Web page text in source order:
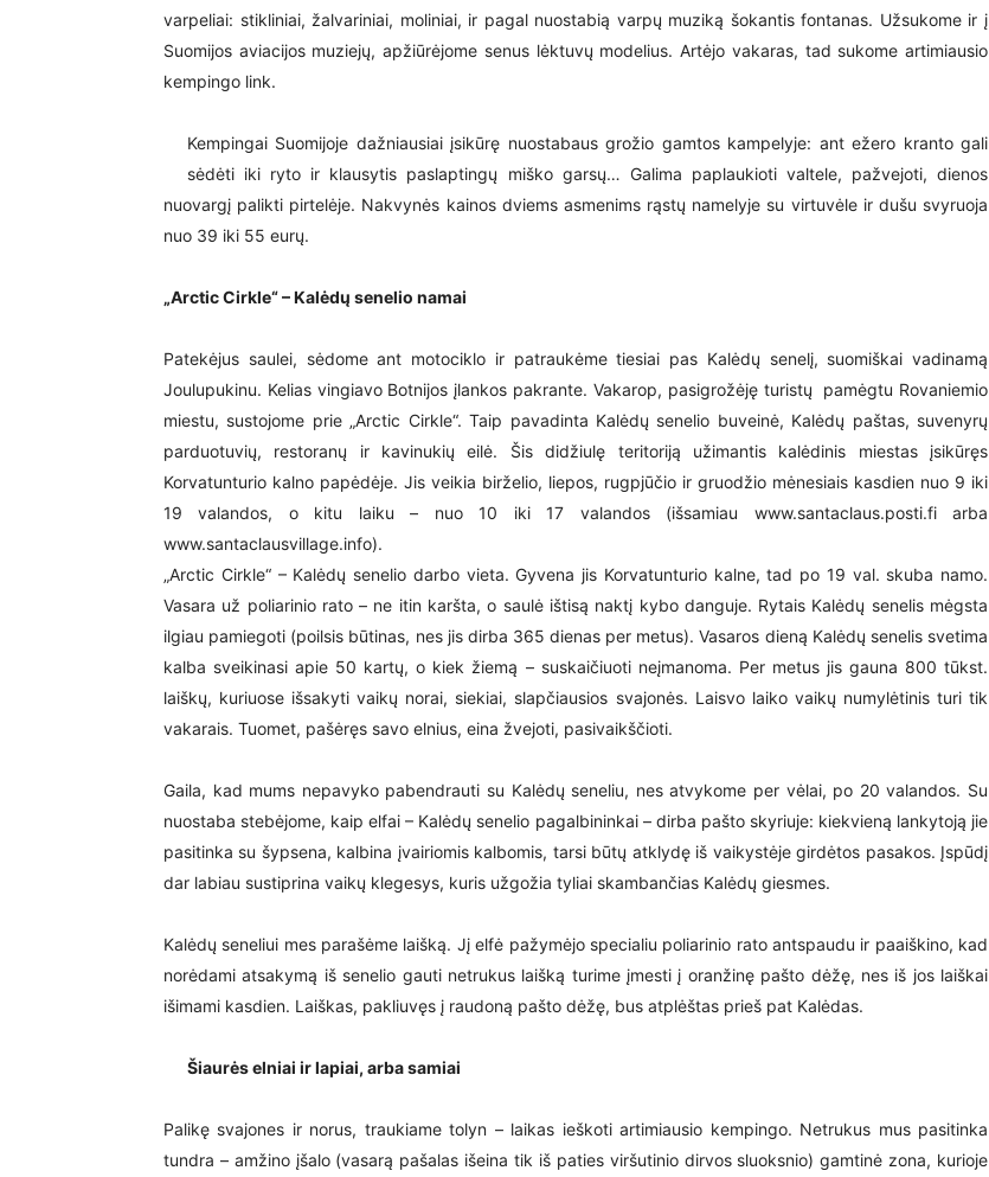
varpeliai: stikliniai, žalvariniai, moliniai, ir pagal nuostabią varpų muziką šokantis fontanas. Užsukome ir į
Suomijos aviacijos muziejų, apžiūrėjome senus lėktuvų modelius. Artėjo vakaras, tad sukome artimiausio
kempingo link.
Kempingai Suomijoje dažniausiai įsikūrę nuostabaus grožio gamtos kampelyje: ant ežero kranto gali
sėdėti iki ryto ir klausytis paslaptingų miško garsų… Galima paplaukioti valtele, pažvejoti, dienos
nuovargį palikti pirtelėje. Nakvynės kainos dviems asmenims rąstų namelyje su virtuvėle ir dušu svyruoja
nuo 39 iki 55 eurų.
„Arctic Cirkle“ – Kalėdų senelio namai
Patekėjus saulei, sėdome ant motociklo ir patraukėme tiesiai pas Kalėdų senelį, suomiškai vadinamą
Joulupukinu. Kelias vingiavo Botnijos įlankos pakrante. Vakarop, pasigrožėję turistų pamėgtu Rovaniemio
miestu, sustojome prie „Arctic Cirkle“. Taip pavadinta Kalėdų senelio buveinė, Kalėdų paštas, suvenyrų
parduotuvių, restoranų ir kavinukių eilė. Šis didžiulę teritoriją užimantis kalėdinis miestas įsikūręs
Korvatunturio kalno papėdėje. Jis veikia birželio, liepos, rugpjūčio ir gruodžio mėnesiais kasdien nuo 9 iki
19 valandos, o kitu laiku – nuo 10 iki 17 valandos (išsamiau www.santaclaus.posti.fi arba
www.santaclausvillage.info).
„Arctic Cirkle“ – Kalėdų senelio darbo vieta. Gyvena jis Korvatunturio kalne, tad po 19 val. skuba namo.
Vasara už poliarinio rato – ne itin karšta, o saulė ištisą naktį kybo danguje. Rytais Kalėdų senelis mėgsta
ilgiau pamiegoti (poilsis būtinas, nes jis dirba 365 dienas per metus). Vasaros dieną Kalėdų senelis svetima
kalba sveikinasi apie 50 kartų, o kiek žiemą – suskaičiuoti neįmanoma. Per metus jis gauna 800 tūkst.
laiškų, kuriuose išsakyti vaikų norai, siekiai, slapčiausios svajonės. Laisvo laiko vaikų numylėtinis turi tik
vakarais. Tuomet, pašėręs savo elnius, eina žvejoti, pasivaikščioti.
Gaila, kad mums nepavyko pabendrauti su Kalėdų seneliu, nes atvykome per vėlai, po 20 valandos. Su
nuostaba stebėjome, kaip elfai – Kalėdų senelio pagalbininkai – dirba pašto skyriuje: kiekvieną lankytoją jie
pasitinka su šypsena, kalbina įvairiomis kalbomis, tarsi būtų atklydę iš vaikystėje girdėtos pasakos. Įspūdį
dar labiau sustiprina vaikų klegesys, kuris užgožia tyliai skambančias Kalėdų giesmes.
Kalėdų seneliui mes parašėme laišką. Jį elfė pažymėjo specialiu poliarinio rato antspaudu ir paaiškino, kad
norėdami atsakymą iš senelio gauti netrukus laišką turime įmesti į oranžinę pašto dėžę, nes iš jos laiškai
išimami kasdien. Laiškas, pakliuvęs į raudoną pašto dėžę, bus atplėštas prieš pat Kalėdas.
Šiaurės elniai ir lapiai, arba samiai
Palikę svajones ir norus, traukiame tolyn – laikas ieškoti artimiausio kempingo. Netrukus mus pasitinka
tundra – amžino įšalo (vasarą pašalas išeina tik iš paties viršutinio dirvos sluoksnio) gamtinė zona, kurioje